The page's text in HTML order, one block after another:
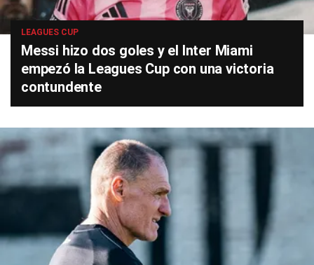
LEAGUES CUP
Messi hizo dos goles y el Inter Miami
empezó la Leagues Cup con una victoria
contundente